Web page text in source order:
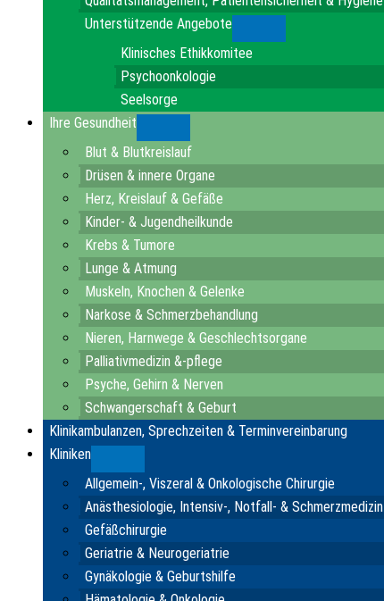
Unterstützende Angebote
Klinisches Ethikkomitee
Psychoonkologie
Seelsorge
Ihre Gesundheit
Blut & Blutkreislauf
Drüsen & innere Organe
Herz, Kreislauf & Gefäße
Kinder- & Jugendheilkunde
Krebs & Tumore
Lunge & Atmung
Muskeln, Knochen & Gelenke
Narkose & Schmerzbehandlung
Nieren, Harnwege & Geschlechtsorgane
Palliativmedizin &-pflege
Psyche, Gehirn & Nerven
Schwangerschaft & Geburt
Klinikambulanzen, Sprechzeiten & Terminvereinbarung
Kliniken
Allgemein-, Viszeral & Onkologische Chirurgie
Anästhesiologie, Intensiv-, Notfall- & Schmerzmedizin
Gefäßchirurgie
Geriatrie & Neurogeriatrie
Gynäkologie & Geburtshilfe